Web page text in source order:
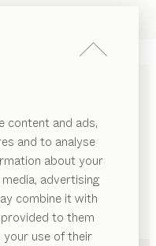
content and ads,
and to analyse
about your
advertising
combine it with
to them
use of their